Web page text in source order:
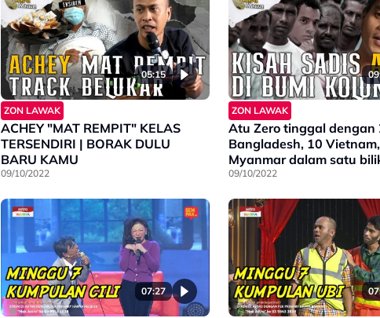
05:15
ZON LAWAK
ACHEY "MAT REMPIT" KELAS
TERSENDIRI | BORAK DULU
BARU KAMU
09/10/2022
ZON LAWAK
Atu Zero tinggal dengan
Bangladesh, 10
Myanmar dalam satu
BORAK DULU BARU
09/10/2022
07:27